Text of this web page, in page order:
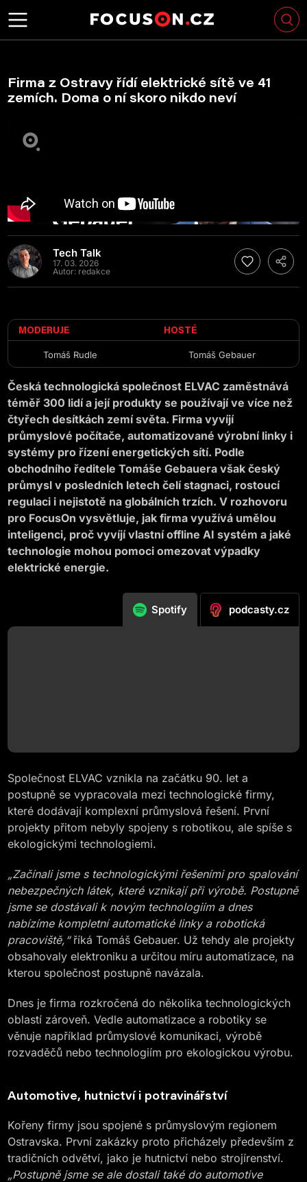
Firma z Ostravy řídí elektrické sítě ve 41
zemích. Doma o ní skoro nikdo neví
Tech Talk
17. 03. 2026
Autor: redakce
MODERUJE
Tomáš Rudle
HOSTÉ
Tomáš Gebauer
Česká technologická společnost ELVAC zaměstnává
téměř 300 lidí a její produkty se používají ve více než
čtyřech desítkách zemí světa. Firma vyvíjí
průmyslové počítače, automatizované výrobní linky i
systémy pro řízení energetických sítí. Podle
obchodního ředitele Tomáše Gebauera však český
průmysl v posledních letech čelí stagnaci, rostoucí
regulaci i nejistotě na globálních trzích. V rozhovoru
pro FocusOn vysvětluje, jak firma využívá umělou
inteligenci, proč vyvíjí vlastní offline AI systém a jaké
technologie mohou pomoci omezovat výpadky
elektrické energie.
Spotify podcasty.cz
Společnost ELVAC vznikla na začátku 90. let a
postupně se vypracovala mezi technologické firmy,
které dodávají komplexní průmyslová řešení. První
projekty přitom nebyly spojeny s robotikou, ale spíše s
ekologickými technologiemi.
„Začínali jsme s technologickými řešeními pro spalování
nebezpečných látek, které vznikají při výrobě. Postupně
jsme se dostávali k novým technologiím a dnes
nabízíme kompletní automatické linky a robotická
pracoviště,“říká Tomáš Gebauer. Už tehdy ale projekty
obsahovaly elektroniku a určitou míru automatizace, na
kterou společnost postupně navázala.
Dnes je firma rozkročená do několika technologických
oblastí zároveň. Vedle automatizace a robotiky se
věnuje například průmyslové komunikaci, výrobě
rozvaděčů nebo technologiím pro ekologickou výrobu.
Automotive, hutnictví i potravinářství
Kořeny firmy jsou spojené s průmyslovým regionem
Ostravska. První zakázky proto přicházely především z
tradičních odvětví, jako je hutnictví nebo strojírenství.
„Postupně jsme se ale dostali také do automotive